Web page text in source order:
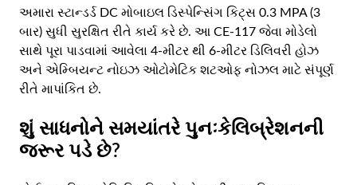
અમારા સ્ટાન્ડર્ડ DC મોબાઇલ ડિસ્પેન્સિંગ કિટ્સ 0.3 MPA (3
બાર) સુધી સુરક્ષિત રીતે કાર્ય કરે છે. આ CE-117 જેવા મોડેલો
સાથે પૂરા પાડવામાં આવેલા 4-મીટર થી 6-મીટર ડિલિવરી હોઝ
અને એમ્બિયન્ટ નોઇઝ ઓટોમેટિક શટઓફ નોઝલ માટે સંપૂર્ણ
રીતે માપાંકિત છે.
શું સાધનોને સમયાંતરે પુનઃકેલિબ્રેશનની
જરૂર પડે છે?